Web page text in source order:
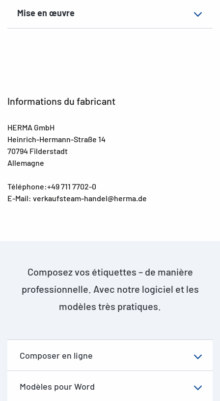
Mise en œuvre
Informations du fabricant
HERMA GmbH
Heinrich-Hermann-Straße 14
70794 Filderstadt
Allemagne
Téléphone:+49 711 7702-0
E-Mail: verkaufsteam-handel@herma.de
Composez vos étiquettes – de manière
professionnelle. Avec notre logiciel et les
modèles très pratiques.
Composer en ligne
Modèles pour Word